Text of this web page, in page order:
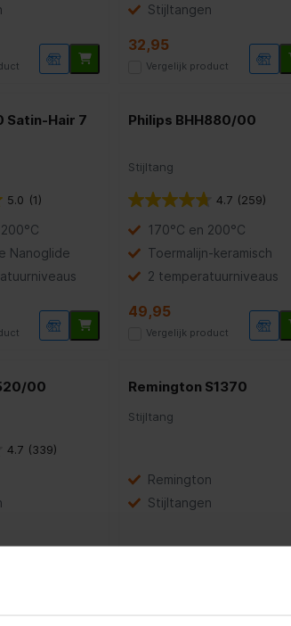
Stijltangen
32,95
Vergelijk product
Satin-Hair 7
5.0 (1)
Nanoglide
Philips BHH880/00
Stijltang
4.7 (259)
170°C en 200°C
Toermalijn-keramisch
2 temperatuurniveaus
49,95
Vergelijk product
00
4.7 (339)
Remington S1370
Stijltang
Remington
Stijltangen